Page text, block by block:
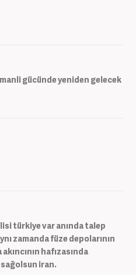
gücünde yeniden gelecek
türkiye var anında talep
zamanda füze depolarının
hafızasında
iran.